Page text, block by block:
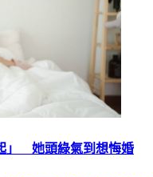
」 她頭綠氣到想悔婚